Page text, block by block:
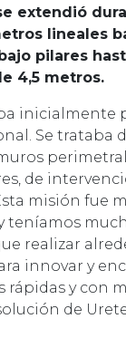
extendió
lineales
pilares
4,5 metros.
inicialmente
Se trataba
de
misión fue
teníamos
realizar
innovar y
rápidas y con
de